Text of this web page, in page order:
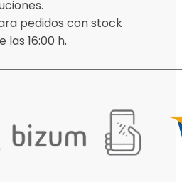
pedidos con stock
las 16:00 h.